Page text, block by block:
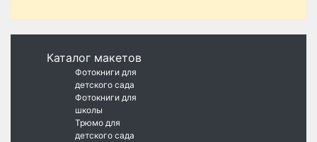
Каталог макетов
Фотокниги для
детского сада
Фотокниги для
школы
Трюмо для
детского сада